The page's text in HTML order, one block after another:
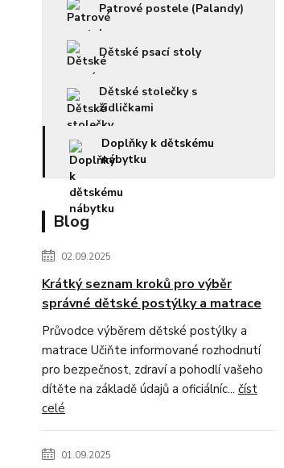
Patrové postele (Palandy)
Dětské psací stoly
Dětské stolečky s
židličkami
Doplňky k dětskému
nábytku
Blog
02.09.2025
Krátký seznam kroků pro výběr
správné dětské postýlky a matrace
Průvodce výběrem dětské postýlky a
matrace Učiňte informované rozhodnutí
pro bezpečnost, zdraví a pohodlí vašeho
dítěte na základě údajů a oficiálníc... číst
celé
01.09.2025